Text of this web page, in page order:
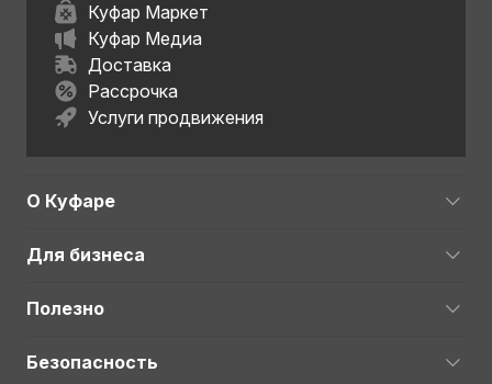
Куфар Маркет
Куфар Медиа
Доставка
Рассрочка
Услуги продвижения
О Куфаре
Для бизнеса
Полезно
Безопасность